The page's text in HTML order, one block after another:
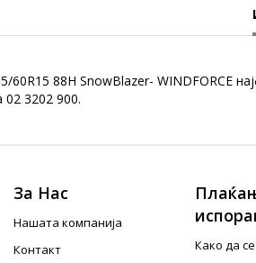
60R15 88H SnowBlazer- WINDFORCE
3202 900.
За Нас
Нашата компанија
Контакт
Како да